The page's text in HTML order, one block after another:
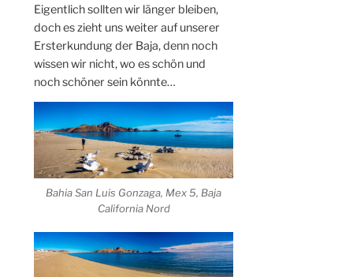
Eigentlich sollten wir länger bleiben,
doch es zieht uns weiter auf unserer
Ersterkundung der Baja, denn noch
wissen wir nicht, wo es schön und
noch schöner sein könnte…
Bahia San Luis Gonzaga, Mex 5, Baja
California Nord